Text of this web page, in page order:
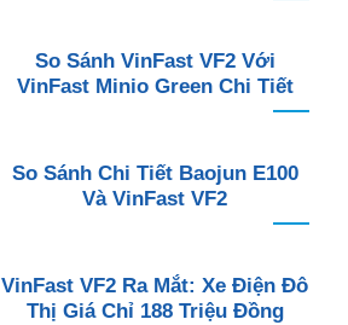
So Sánh VinFast VF2 Với
VinFast Minio Green Chi Tiết
So Sánh Chi Tiết Baojun E100
Và VinFast VF2
VinFast VF2 Ra Mắt: Xe Điện Đô
Thị Giá Chỉ 188 Triệu Đồng